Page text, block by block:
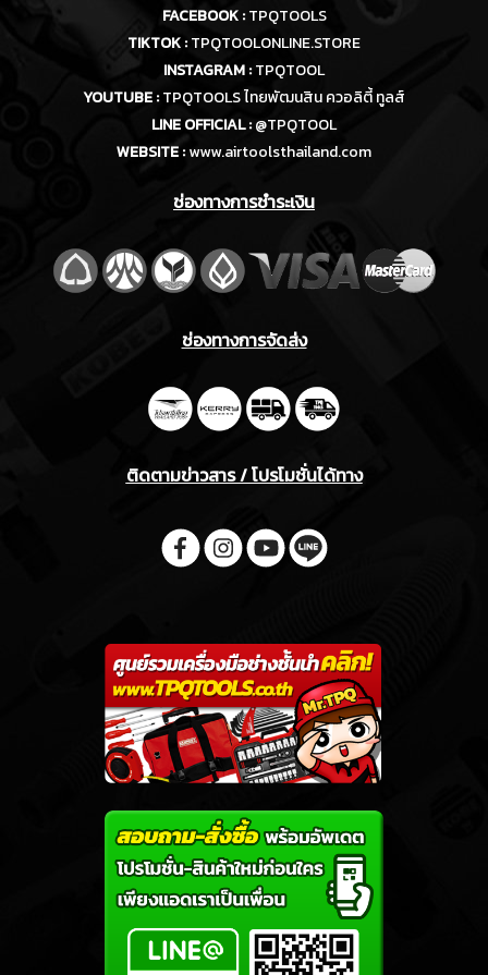
FACEBOOK : TPQTOOLS
TIKTOK :TPQTOOLONLINE.STORE
INSTAGRAM :TPQTOOL
YOUTUBE :TPQTOOLS ไทยพัฒนสิน ควอลิตี้ ทูลส์
LINE OFFICIAL :@TPQTOOL
WEBSITE :www.airtoolsthailand.com
ช่องทางการชำระเงิน
ช่องทางการจัดส่ง
ติดตามข่าวสาร / โปรโมชั่นได้ทาง